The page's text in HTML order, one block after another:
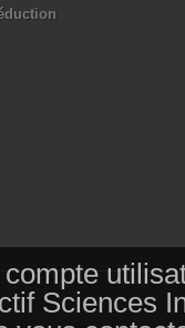
Sciences